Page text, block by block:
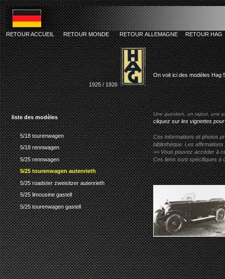
liste des modèles
5/18 tourenwagen
5/18 rennwagen
5/25 rennwagen
5/25 tourenwagen autenrieth
5/25 roadster zweisitzer autenrieth
5/25 limousine gastell
5/25 tourenwagen gastell
hag 5/25
RETOUR ACCUEIL RETOUR MONDE RETOUR ALLEMAGNE RETOUR HAG
1925 / 1926
On voit ici des modèles Hag
Une question, un rajout, une
cliquez sur les vignettes
Ces informations et photos
bibliothèque. Les
>> Vous pouvez accéder à
Ces liens sont spécifiques à